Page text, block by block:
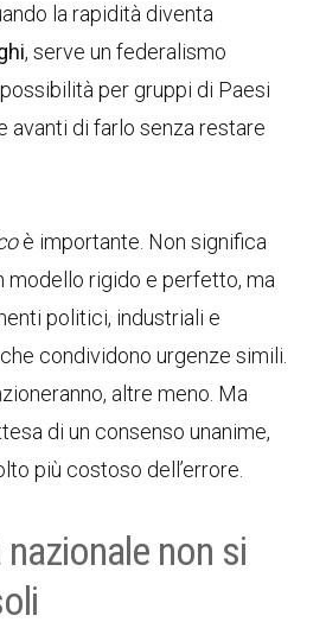
la rapidità diventa
, serve un federalismo
per gruppi di Paesi
avanti di farlo senza restare
è importante. Non significa
modello rigido e perfetto, ma
politici, industriali e
condividono urgenze simili.
altre meno. Ma
di un consenso unanime,
più costoso dell’errore.
non si